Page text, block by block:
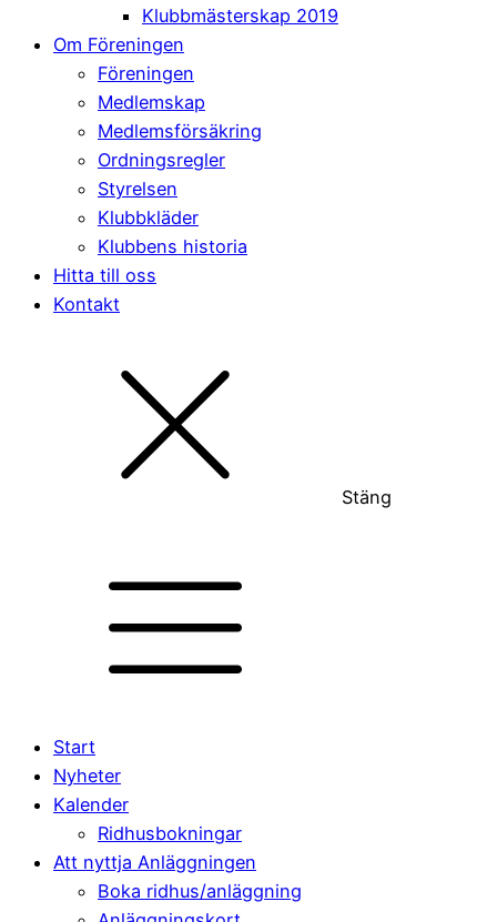
Klubbmästerskap 2019
Om Föreningen
Föreningen
Medlemskap
Medlemsförsäkring
Ordningsregler
Styrelsen
Klubbkläder
Klubbens historia
Hitta till oss
Kontakt
Stäng
Start
Nyheter
Kalender
Ridhusbokningar
Att nyttja Anläggningen
Boka ridhus/anläggning